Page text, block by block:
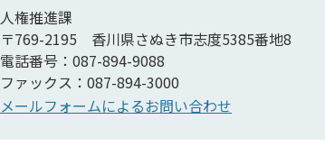
人権推進課
〒769-2195 香川県さぬき市志度5385番地8
電話番号：087-894-9088
ファックス：087-894-3000
メールフォームによるお問い合わせ